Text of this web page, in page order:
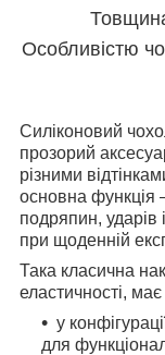
Особливістю
Силіконовий
прозорий
різними
основна функція
подряпин, ударів
при щоденній
Така класична
еластичності,
у
для